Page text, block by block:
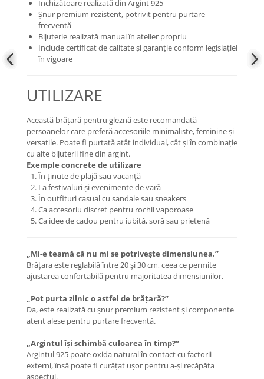
Închizătoare realizată din Argint 925
Șnur premium rezistent, potrivit pentru purtare
frecventă
Bijuterie realizată manual în atelier propriu
Include certificat de calitate și garanție conform legislației
în vigoare
UTILIZARE
Această brățară pentru gleznă este recomandată
persoanelor care preferă accesoriile minimaliste, feminine și
versatile. Poate fi purtată atât individual, cât și în combinație
cu alte bijuterii fine din argint.
Exemple concrete de utilizare
În ținute de plajă sau vacanță
La festivaluri și evenimente de vară
În outfituri casual cu sandale sau sneakers
Ca accesoriu discret pentru rochii vaporoase
Ca idee de cadou pentru iubită, soră sau prietenă
„Mi-e teamă că nu mi se potrivește dimensiunea.”
Brățara este reglabilă între 20 și 30 cm, ceea ce permite
ajustarea confortabilă pentru majoritatea dimensiunilor.
„Pot purta zilnic o astfel de brățară?”
Da, este realizată cu șnur premium rezistent și componente
atent alese pentru purtare frecventă.
„Argintul își schimbă culoarea în timp?”
Argintul 925 poate oxida natural în contact cu factorii
externi, însă poate fi curățat ușor pentru a-și recăpăta
aspectul.